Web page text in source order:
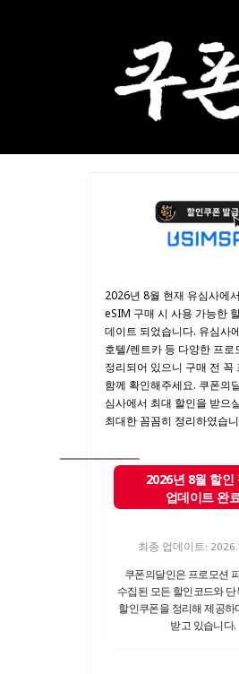
2026년 8월 현재 유심사에
eSIM 구매 시 사용 가능한
데이트 되었습니다. 유심사
호텔/렌트카 등 다양한 프로
정리되어 있으니 구매 전 꼭
함께 확인해주세요. 쿠폰의
심사에서 최대 할인을 받으
최대한 꼼꼼히 정리하였습
2026년 8월 할인
업데이트 완
최종 업데이트:
쿠폰의달인은 프로모션
수집된 모든 할인코드와
할인쿠폰을 정리해 제공하
받고 있습니다.